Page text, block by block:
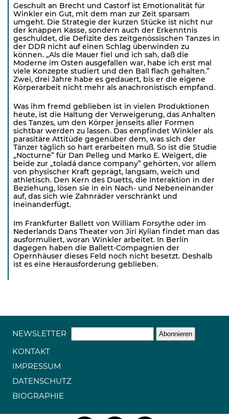
Geschult an Brecht und Castorf ist Emotionalität für
Winkler ein Gut, mit dem man zur Zeit sparsam
umgeht. Die Strategie der kurzen Stücke ist nicht nur
der knappen Kasse, sondern auch der Erkenntnis
geschuldet, die Defizite des zeitgenössischen Tanzes in
der DDR nicht auf einen Schlag überwinden zu
können. „Als die Mauer fiel und ich sah, daß die
Moderne im Osten ausgefallen war, habe ich erst mal
viele Konzepte studiert und den Ball flach gehalten.”
Zwei, drei Jahre habe es gedauert, bis er die eigene
Körperarbeit nicht mehr als anachronistisch empfand.
Was ihm fremd geblieben ist in vielen Produktionen
heute, ist die Haltung der Verweigerung, das Anhalten
des Tanzes, um den Körper jenseits aller Formen
sichtbar werden zu lassen. Das empfindet Winkler als
parasitäre Attitüde gegenüber dem, was sich der
Tänzer täglich so hart erarbeiten muß. So ist die Studie
„Nocturne” für Dan Pelleg und Marko E. Weigert, die
beide zur „toladá dance company” gehörten, vor allem
von physischer Kraft geprägt, langsam, weich und
athletisch. Den Kern des Duetts, die Interaktion in der
Beziehung, lösen sie in ein Nach- und Nebeneinander
auf, das sich wie Zahnräder verschränkt und
ineinanderfügt.
Im Frankfurter Ballett von William Forsythe oder im
Nederlands Dans Theater von Jiri Kylian findet man das
ausformuliert, woran Winkler arbeitet. In Berlin
dagegen haben die Ballett-Compagnien der
Opernhäuser dieses Feld noch nicht besetzt. Deshalb
ist es eine Herausforderung geblieben.
NEWSLETTER
KONTAKT
IMPRESSUM
DATENSCHUTZ
BIOGRAPHIE